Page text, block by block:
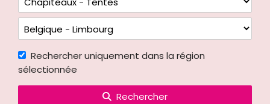
Rechercher uniquement dans la région
sélectionnée
Rechercher